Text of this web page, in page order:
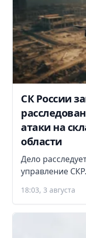
СК России
атаки на
области
Дело
управление СКР.
18:03, 3 августа